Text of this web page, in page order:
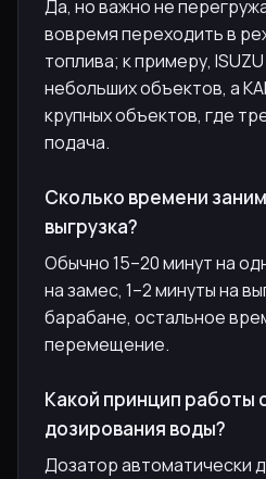
Да, но важно не
вовремя переходить в
топлива; к примеру,
небольших объектов, а
крупных объектов, где
подача.
Сколько времени
выгрузка?
Обычно 15–20 минут на
на замес, 1–2 минуты на
барабане, остальное
перемещение.
Какой принцип работы
дозирования воды?
Дозатор автоматически